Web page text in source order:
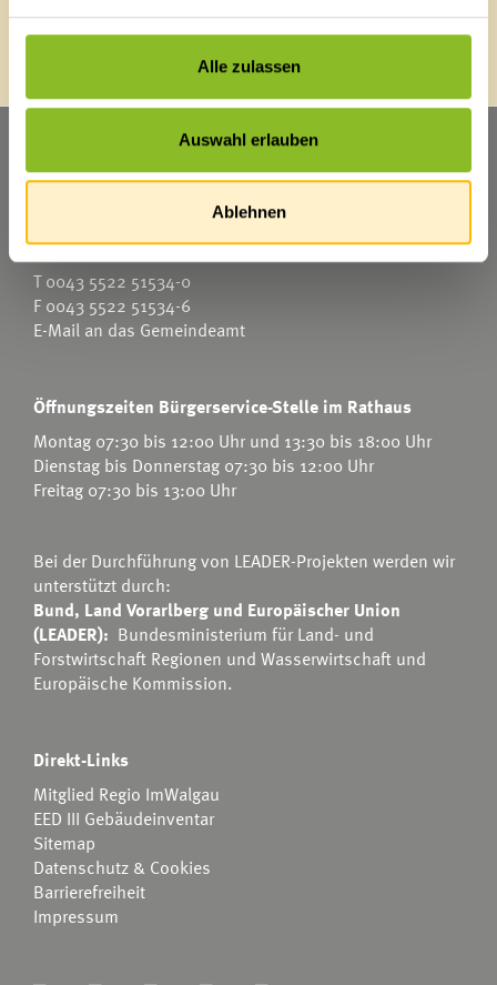
Alle zulassen
Auswahl erlauben
Ablehnen
Energieeffiziente Gemeinde
Marktgemeinde Frastanz
Sägenplatz 1
T0043 5522 51534-0
F 0043 5522 51534-6
E-Mail an das Gemeindeamt
Öffnungszeiten Bürgerservice-Stelle im Rathaus
Montag 07:30 bis 12:00 Uhr und 13:30 bis 18:00 Uhr
Dienstag bis Donnerstag 07:30 bis 12:00 Uhr
Freitag 07:30 bis 13:00 Uhr
Bei der Durchführung von LEADER-Projekten werden wir
unterstützt durch:
Bund, Land Vorarlberg und Europäischer Union
(LEADER): Bundesministerium für Land- und
Forstwirtschaft Regionen und Wasserwirtschaft und
Europäische Kommission.
Direkt-Links
Mitglied Regio ImWalgau
EED III Gebäudeinventar
Sitemap
Datenschutz & Cookies
Barrierefreiheit
Impressum